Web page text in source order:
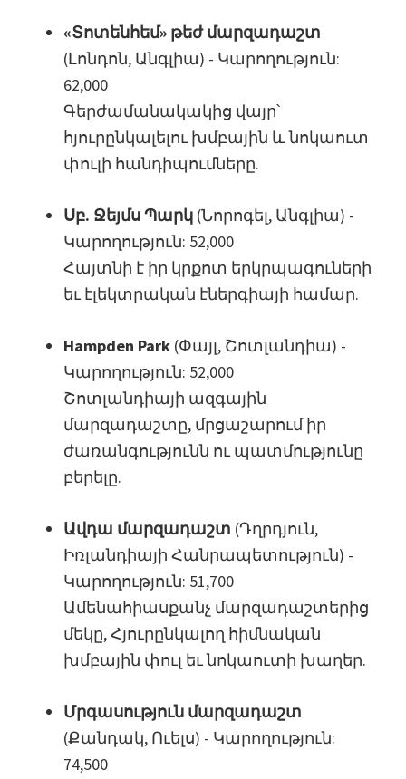
«Տոտենհեմ» թեժ մարզադաշտ
(Լոնդոն, Անգլիա) - Կարողություն:
62,000
Գերժամանակակից վայր՝
հյուրընկալելու խմբային և նոկաուտ
փուլի հանդիպումները.
Սբ. Ջեյմս Պարկ (Նորոգել, Անգլիա) -
Կարողություն: 52,000
Հայտնի է իր կրքոտ երկրպագուների
եւ էլեկտրական էներգիայի համար.
Hampden Park (Փայլ, Շոտլանդիա) -
Կարողություն: 52,000
Շոտլանդիայի ազգային
մարզադաշտը, մրցաշարում իր
ժառանգությունն ու պատմությունը
բերելը.
Ավդա մարզադաշտ (Դղրդյուն,
Իռլանդիայի Հանրապետություն) -
Կարողություն: 51,700
Ամենահիասքանչ մարզադաշտերից
մեկը, Հյուրընկալող հիմնական
խմբային փուլ եւ նոկաուտի խաղեր.
Մրգասություն մարզադաշտ
(Քանդակ, Ուելս) - Կարողություն:
74,500